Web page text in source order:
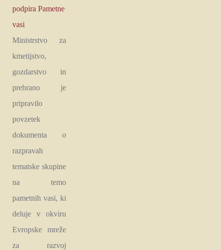
podpira Pametne
vasi
Ministrstvo za
kmetijstvo,
gozdarstvo in
prehrano je
pripravilo
povzetek
dokumenta o
razpravah
tematske skupine
na temo
pametnih vasi, ki
deluje v okviru
Evropske mreže
za razvoj